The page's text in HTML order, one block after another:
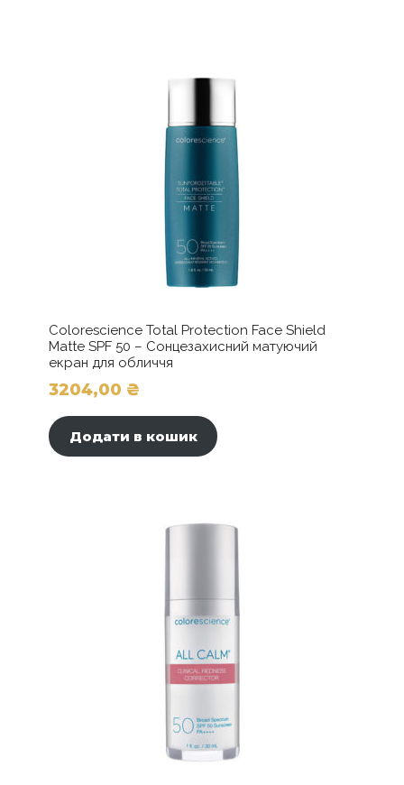
Colorescience Total Protection Face Shield
Matte SPF 50 – Сонцезахисний матуючий
екран для обличчя
3204,00 ₴
Додати в кошик